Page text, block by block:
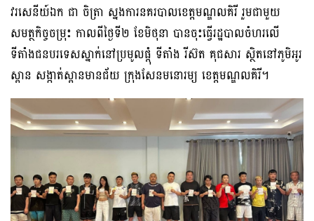
វរសេនីយ៍ឯក ជា ចិត្រា ស្នងការនគរបាលខេត្តមណ្ឌលគិរី រួមជាមួយ
សមត្ថកិច្ចចម្រុះ កាលពីថ្ងៃទី២ ខែមិថុនា បានចុះធ្វើរដ្ឋបាលចំហរលើ
ទីតាំងជនបរទេសស្នាក់នៅប្រមូលផ្ដុំ ទីតាំង រីស៊ត គុជសារ ស្ថិតនៅភូមិអូរ
ស្ពាន សង្កាត់ស្ពានមានជ័យ ក្រុងសែនមនោរម្យ ខេត្តមណ្ឌលគិរី។